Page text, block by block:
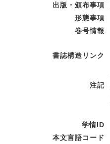
出版・頒布事項
形態事項
巻号情報
書誌構造リンク
注記
学情ID
本文言語コード